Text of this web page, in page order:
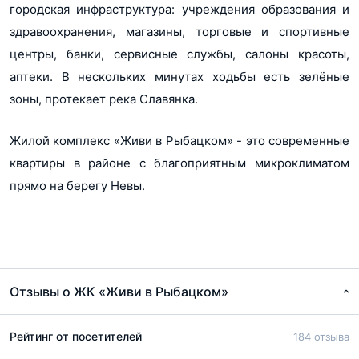
pdf, 714Кб
Разрешение на ввод в эксплуатацию ЖК Живи в Рыбацком
корп. 34
pdf, 712Кб
pdf, 712Кб
pdf, 266Кб
pdf, 203Кб
городская инфраструктура: учреждения образования и
здравоохранения, магазины, торговые и спортивные
центры, банки, сервисные службы, салоны красоты,
аптеки. В нескольких минутах ходьбы есть зелёные
зоны, протекает река Славянка.
Жилой комплекс «Живи в Рыбацком» - это современные
квартиры в районе с благоприятным микроклиматом
прямо на берегу Невы.
Отзывы о ЖК «Живи в Рыбацком»
Рейтинг от посетителей 184 отзыва